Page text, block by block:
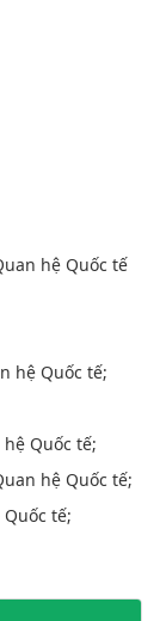
hệ Quốc tế
hệ Quốc tế;
hệ Quốc tế;
hệ Quốc tế;
Quốc tế;